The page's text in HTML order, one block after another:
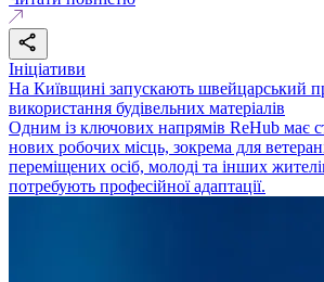
Ініціативи
На Київщині запускають швейцарський
використання будівельних матеріалів
Одним із ключових напрямів ReHub має
нових робочих місць, зокрема для
переміщених осіб, молоді та інших
потребують професійної адаптації.